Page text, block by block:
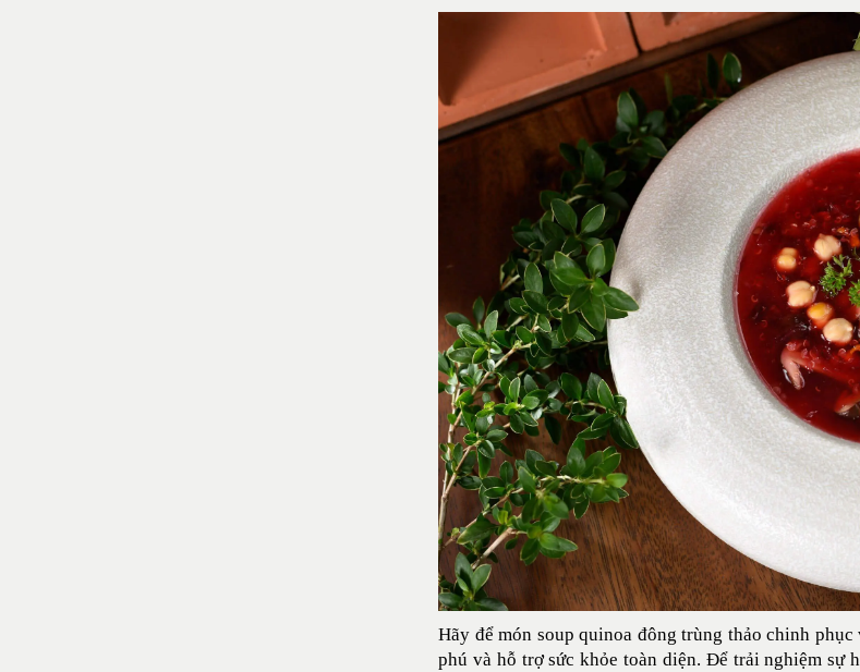
Hãy để món soup quinoa đông trùng thảo chinh
phú và hỗ trợ sức khỏe toàn diện. Để trải nghiệm sự